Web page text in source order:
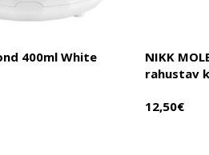
400ml White
NIKK
rahustav
12,50€